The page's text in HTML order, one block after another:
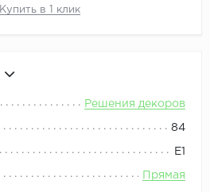
Купить в 1 клик
Решения декоров
84
Е1
Прямая